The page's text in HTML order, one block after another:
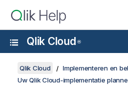
Qlik Cloud ®
Qlik Cloud
Implementeren en
Uw Qlik Cloud-implementatie